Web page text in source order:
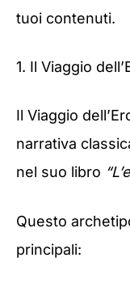
tuoi contenuti.
1. Il Viaggio
Il Viaggio
narrativa
nel suo libro
Questo
principali: